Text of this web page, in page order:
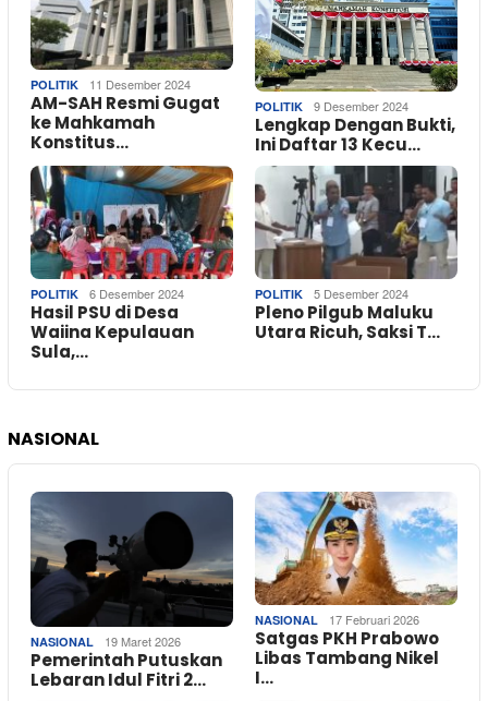
POLITIK 11 Desember 2024
AM-SAH Resmi Gugat
ke Mahkamah
Konstitus…
POLITIK 9 Desember 2024
Lengkap Dengan Bukti,
Ini Daftar 13 Kecu…
POLITIK 6 Desember 2024
Hasil PSU di Desa
Waiina Kepulauan
Sula,…
POLITIK 5 Desember 2024
Pleno Pilgub Maluku
Utara Ricuh, Saksi T…
NASIONAL
NASIONAL 19 Maret 2026
Pemerintah Putuskan
Lebaran Idul Fitri 2…
NASIONAL 17 Februari 2026
Satgas PKH Prabowo
Libas Tambang Nikel
I…